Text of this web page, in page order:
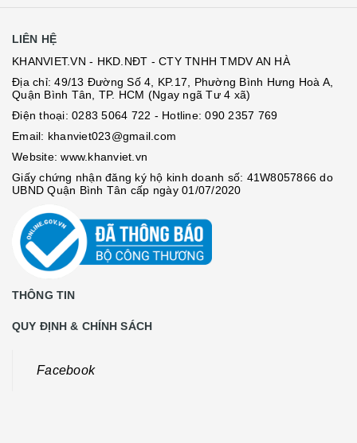
LIÊN HỆ
KHANVIET.VN - HKD.NĐT - CTY TNHH TMDV AN HÀ
Địa chỉ: 49/13 Đường Số 4, KP.17, Phường Bình Hưng Hoà A,
Quận Bình Tân, TP. HCM (Ngay ngã Tư 4 xã)
Điện thoại: 0283 5064 722 - Hotline:090 2357 769
Email: khanviet023@gmail.com
Website:www.khanviet.vn
Giấy chứng nhận đăng ký hộ kinh doanh số: 41W8057866 do
UBND Quận Bình Tân cấp ngày 01/07/2020
THÔNG TIN
QUY ĐỊNH & CHÍNH SÁCH
Facebook